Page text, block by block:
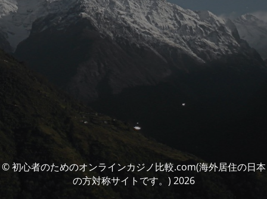
© 初心者のためのオンラインカジノ比較.com(海外居住の日本
の方対称サイトです。) 2026